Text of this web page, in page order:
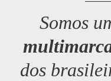
Somos
dos